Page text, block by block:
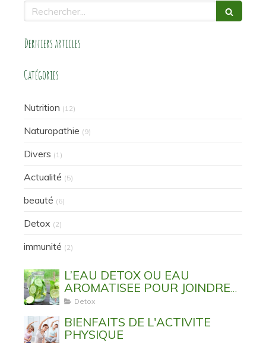
Rechercher
Derniers articles
Catégories
Nutrition (12)
Naturopathie (9)
Divers (1)
Actualité (5)
beauté (6)
Detox (2)
immunité (2)
L’EAU DETOX OU EAU
AROMATISEE POUR JOINDRE
L’UTILE A L’AGREABLE
Detox
BIENFAITS DE L'ACTIVITE
PHYSIQUE